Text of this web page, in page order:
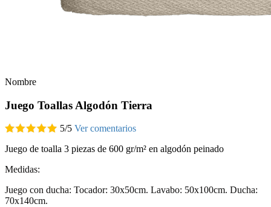
Nombre
Juego Toallas Algodón Tierra
5/5 Ver comentarios
Juego de toalla 3 piezas de 600 gr/m² en algodón peinado
Medidas:
Juego con ducha: Tocador: 30x50cm. Lavabo: 50x100cm. Ducha:
70x140cm.